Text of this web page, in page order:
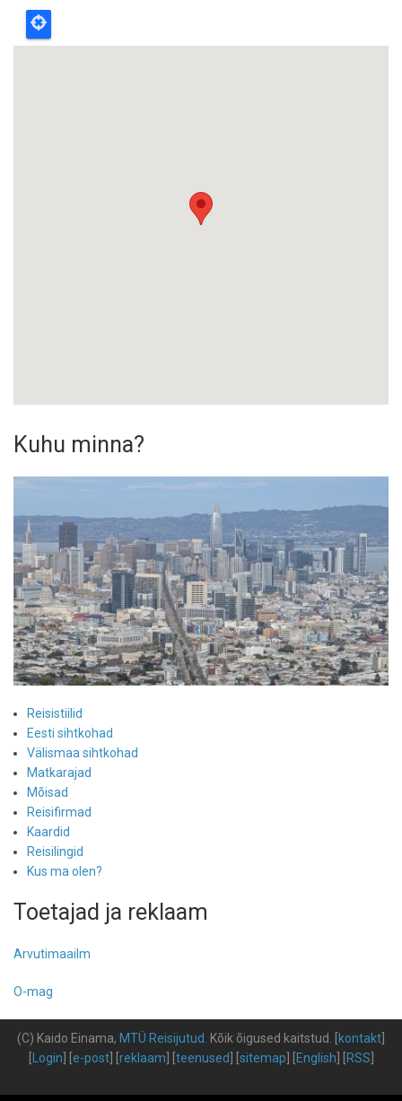
Kuhu minna?
Reisistiilid
Eesti sihtkohad
Välismaa sihtkohad
Matkarajad
Mõisad
Reisifirmad
Kaardid
Reisilingid
Kus ma olen?
Toetajad ja reklaam
Arvutimaailm
O-mag
(C) Kaido Einama, MTÜ Reisijutud Kõik õigused kaitstud kontakt
Login e-post] [ reklaam teenused sitemap English RSS